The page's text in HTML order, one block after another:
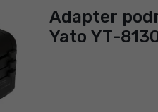
Adapter
Yato YT-